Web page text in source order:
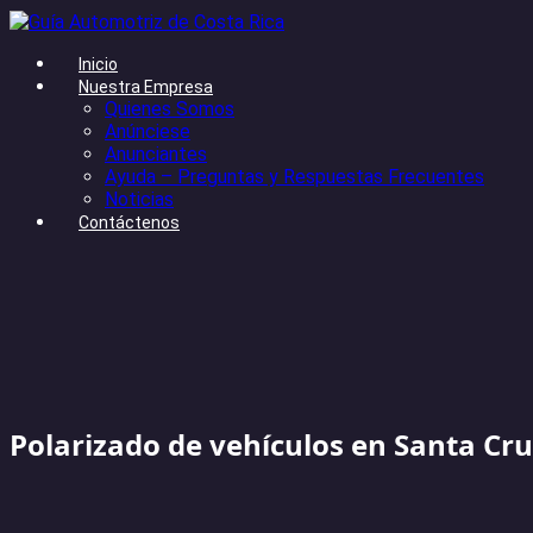
Inicio
Nuestra Empresa
Quienes Somos
Anúnciese
Anunciantes
Ayuda – Preguntas y Respuestas Frecuentes
Noticias
Contáctenos
Polarizado de vehículos en Santa